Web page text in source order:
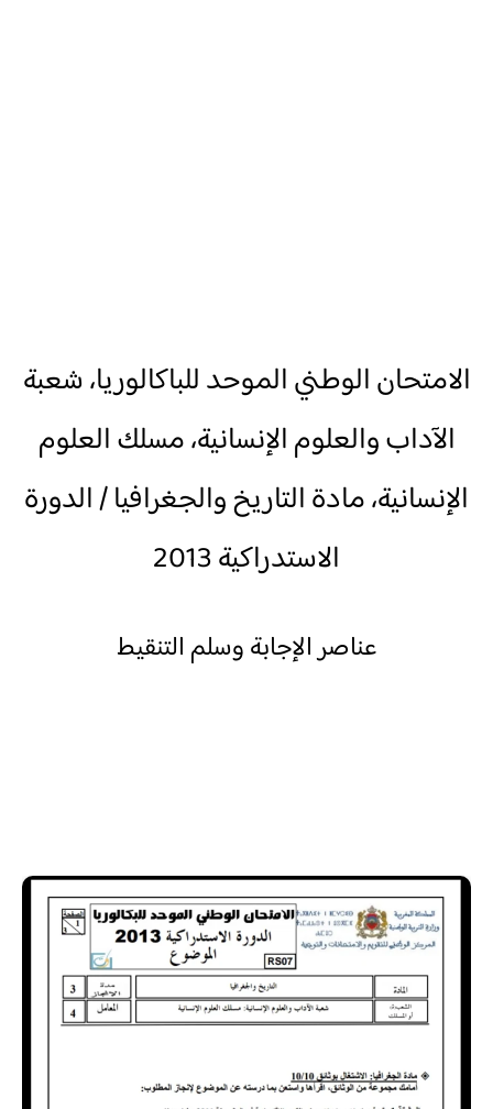
الامتحان الوطني الموحد للباكالوريا، شعبة
الآداب والعلوم الإنسانية، مسلك العلوم
الإنسانية، مادة التاريخ والجغرافيا / الدورة
الاستدراكية 2013
عناصر الإجابة وسلم التنقيط